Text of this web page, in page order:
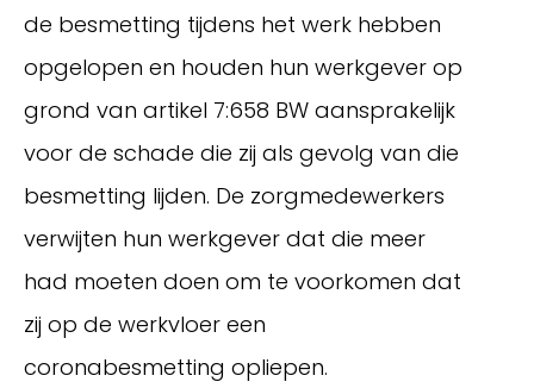
Inloggen
de besmetting tijdens het werk hebben
opgelopen en houden hun werkgever op
grond van artikel 7:658 BW aansprakelijk
voor de schade die zij als gevolg van die
besmetting lijden. De zorgmedewerkers
verwijten hun werkgever dat die meer
had moeten doen om te voorkomen dat
zij op de werkvloer een
coronabesmetting opliepen.